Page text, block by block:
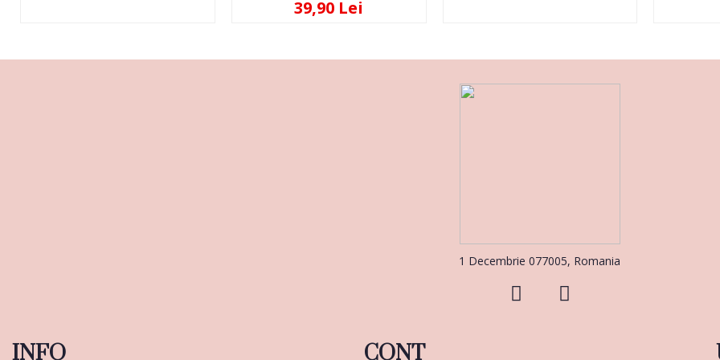
39,90 Lei
1 Decembrie 077005, Romania
INFO CONT